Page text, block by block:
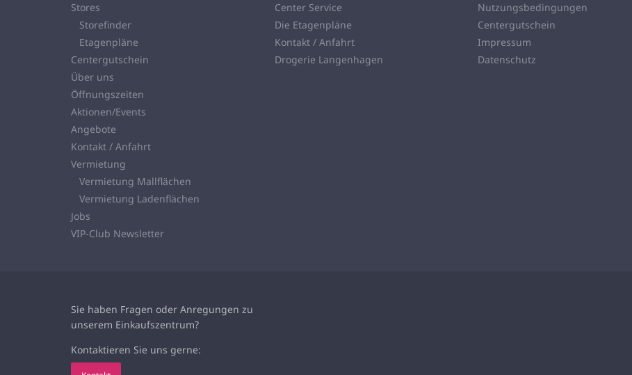
Stores
Storefinder
Etagenpläne
Centergutschein
Über uns
Öffnungszeiten
Aktionen/Events
Angebote
Kontakt / Anfahrt
Vermietung
Vermietung Mallflächen
Vermietung Ladenflächen
Jobs
VIP-Club Newsletter
Center Service
Die Etagenpläne
Kontakt / Anfahrt
Drogerie Langenhagen
Nutzungsbedingungen
Centergutschein
Impressum
Datenschutz
Sie haben Fragen oder Anregungen zu
unserem Einkaufszentrum?
Kontaktieren Sie uns gerne: